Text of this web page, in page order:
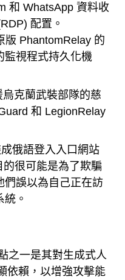
和 WhatsApp 資料收
配置。
版 PhantomRelay 的
監視程式持久化機
克蘭武裝部隊的慈
和 LegionRelay
俄語登入入口網站
很可能是為了欺騙
們誤以為自己正在訪
。
之一是其對生成式人
依賴，以增強攻擊能